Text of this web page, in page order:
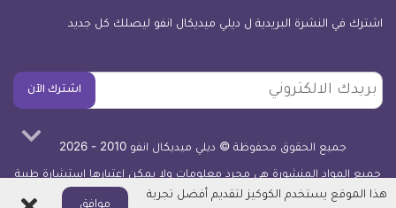
اشترك في النشرة البريدية ل ديلي ميديكال انفو ليصلك كل جديد
بريدك
الالكتروني
اشترك الآن
جميع الحقوق محفوظة © ديلي ميديكال انفو 2010 - 2026
جميع المواد المنشورة هي مجرد معلومات ولا يمكن اعتبارها استشارة طبية
أو توصية علاجية - اعرف المزيد
هذا الموقع يستخدم الكوكيز لتقديم أفضل تجربة
موافق اغلاق